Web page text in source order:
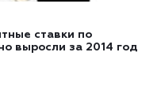
ставки по
выросли за 2014 год